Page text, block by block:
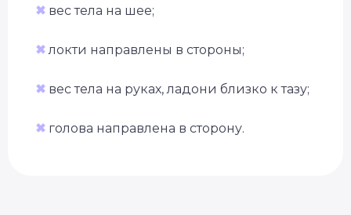
✖ вес тела на шее;
✖локти направлены в стороны;
✖ вес тела на руках, ладони близко к тазу;
✖ голова направлена в сторону.